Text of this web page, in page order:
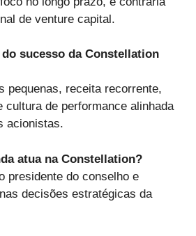
de venture capital.
sucesso da Constellation
pequenas, receita recorrente,
cultura de performance alinhada
acionistas.
atua na Constellation?
presidente do conselho e
decisões estratégicas da